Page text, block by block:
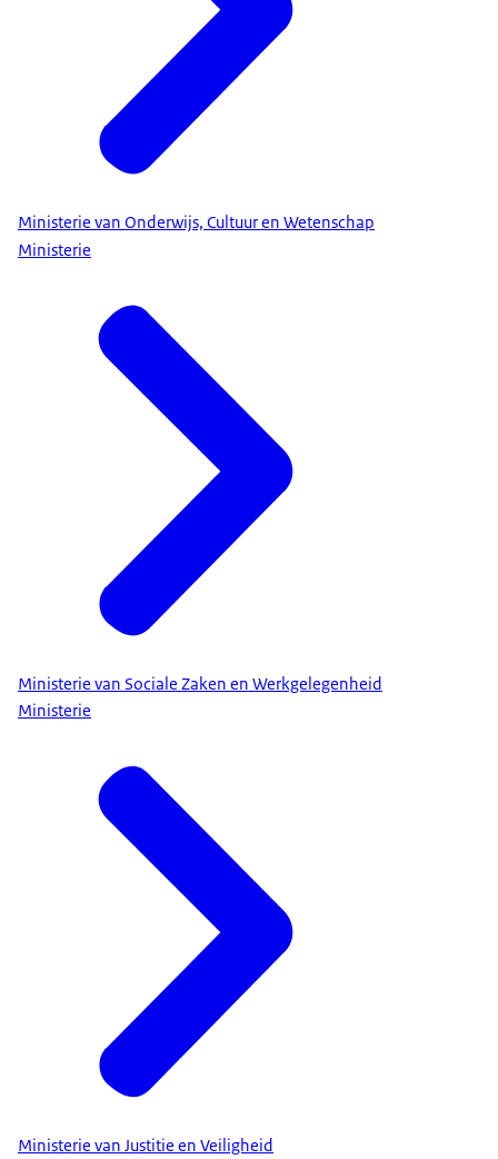
Ministerie van Onderwijs, Cultuur en Wetenschap
Ministerie
Ministerie van Sociale Zaken en Werkgelegenheid
Ministerie
Ministerie van Justitie en Veiligheid